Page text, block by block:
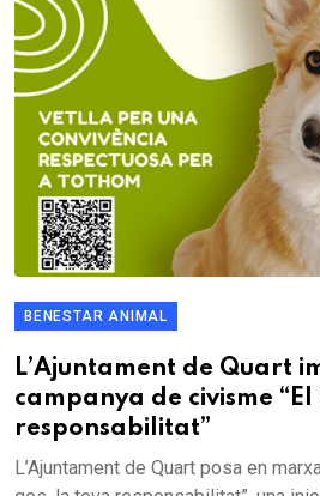
BENESTAR ANIMAL
L’Ajuntament de Quart
campanya de civisme
responsabilitat”
L’Ajuntament de Quart posa en